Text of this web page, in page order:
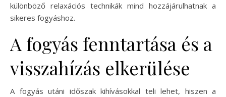
különböző relaxációs technikák mind hozzájárulhatnak a
sikeres fogyáshoz.
A fogyás fenntartása és a
visszahízás elkerülése
A fogyás utáni időszak kihívásokkal teli lehet, hiszen a